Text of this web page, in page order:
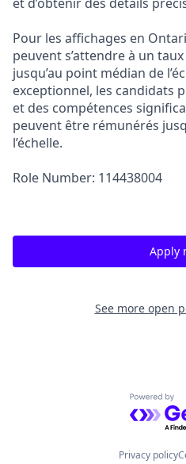
Pour les affichages en
peuvent s’attendre à un
jusqu’au point médian de
exceptionnel, les candidats
et des compétences
peuvent être rémunérés
l’échelle.
Role Number: 114438004
Apply
See more open
Powered
Privacy policy